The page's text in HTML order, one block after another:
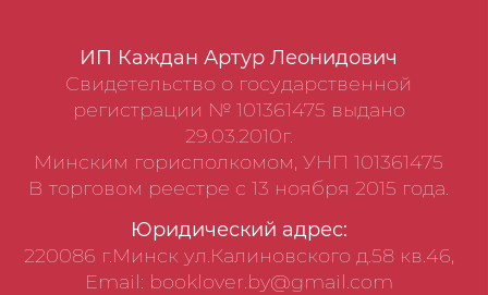
ИП Каждан Артур Леонидович
Свидетельство о государственной
регистрации № 101361475 выдано
29.03.2010г.
Минским горисполкомом, УНП 101361475
В торговом реестре с 13 ноября 2015 года.
Юридический адрес:
220086 г.Минск ул.Калиновского д.58 кв.46,
Email: booklover.by@gmail.com